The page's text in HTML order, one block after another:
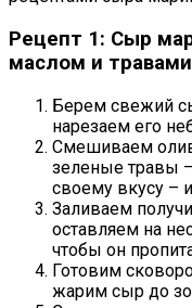
Рецепт 1: Сыр
маслом и травами
Берем свежий
нарезаем его
Смешиваем
зеленые травы
своему вкусу –
Заливаем
оставляем на
чтобы он
Готовим
жарим сыр до